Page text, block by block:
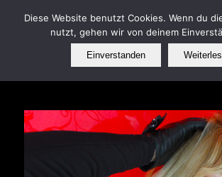
Diese Website benutzt Cookies. Wenn du
nutzt, gehen wir von deinem
Einverstanden